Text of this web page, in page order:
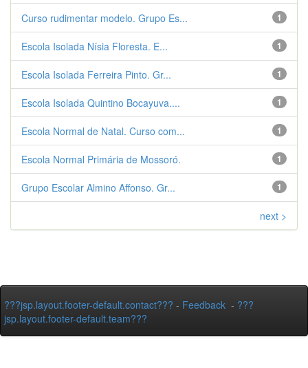
1
Curso rudimentar modelo. Grupo Es...
1
Escola Isolada Nísia Floresta. E...
1
Escola Isolada Ferreira Pinto. Gr...
1
Escola Isolada Quintino Bocayuva....
1
Escola Normal de Natal. Curso com...
1
Escola Normal Primária de Mossoró.
1
Grupo Escolar Almino Affonso. Gr...
next >
???jsp.layout.footer-default.contact??? - Feedback - ???
jsp.layout.footer-default.team???